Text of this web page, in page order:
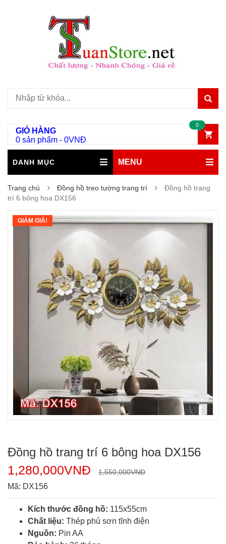
GIỎ HÀNG
0 sản phẩm - 0VNĐ
0
DANH MỤC MENU
Trang chủ Đồng hồ treo tường trang trí
Đồng hồ trang
trí 6 bông hoa DX156
GIẢM GIÁ!
Đồng hồ trang trí 6 bông hoa DX156
1,550,000VNĐ
1,280,000VNĐ
Mã: DX156
Kích thước đồng hồ: 115x55cm
Chất liệu: Thép phủ sơn tĩnh điện
Nguồn: Pin AA